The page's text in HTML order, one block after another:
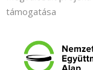
támogatása